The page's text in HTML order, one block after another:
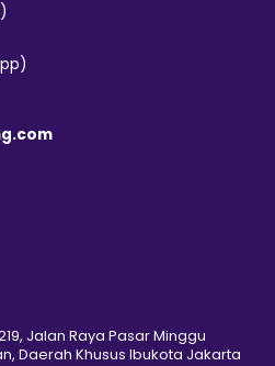
Jalan Raya Pasar Minggu
Daerah Khusus Ibukota Jakarta